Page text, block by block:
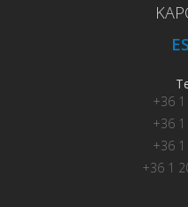
+36 1
+36
+36
+36 1